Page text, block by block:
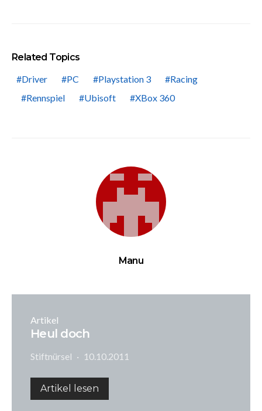
Related Topics
Driver
PC Playstation 3
Racing
Rennspiel
Ubisoft XBox 360
Manu
Artikel
Heul doch
Stiftnürsel 10.10.2011
Artikel lesen